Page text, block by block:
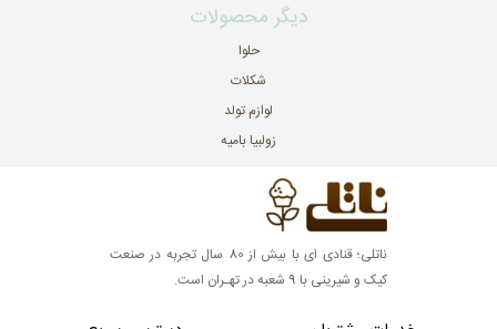
دیگر محصولات
حلوا
شکلات
لوازم تولد
زولبیا بامیه
ناتلی؛ قنادی ای با بیش از 80 سال تجربه در صنعت
کیک و شیرینی با 9 شعبه در تهـران است.